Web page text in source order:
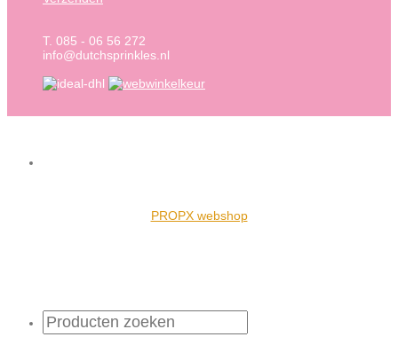
T. 085 - 06 56 272
info@dutchsprinkles.nl
PROPX webshop